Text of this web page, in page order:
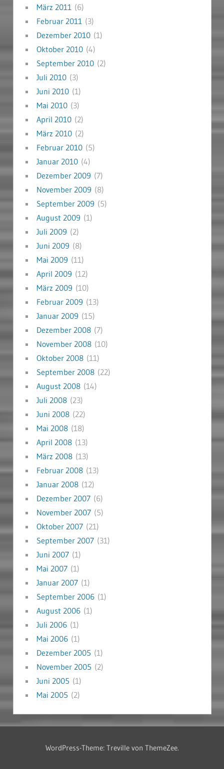
März 2011 (6)
Februar 2011 (3)
Dezember 2010(1)
Oktober 2010(4)
September 2010(2)
Juli 2010(3)
Juni 2010(1)
Mai 2010(3)
April 2010(2)
März 2010(2)
Februar 2010(5)
Januar 2010(4)
Dezember 2009 (7)
November 2009 (8)
September 2009 (5)
August 2009 (1)
Juli 2009 (2)
Juni 2009 (8)
Mai 2009 (11)
April 2009 (12)
März 2009 (10)
Februar 2009 (13)
Januar 2009 (15)
Dezember 2008(7)
November 2008(10)
Oktober 2008(11)
September 2008(22)
August 2008(14)
Juli 2008(23)
Juni 2008(22)
Mai 2008(18)
April 2008(13)
März 2008(13)
Februar 2008(13)
Januar 2008(12)
Dezember 2007(6)
November 2007(5)
Oktober 2007(21)
September 2007(31)
Juni 2007(1)
Mai 2007(1)
Januar 2007(1)
September 2006(1)
August 2006(1)
Juli 2006(1)
Mai 2006(1)
Dezember 2005 (1)
November 2005 (2)
Juni 2005 (1)
Mai 2005 (2)
WordPress-Theme: Treville von ThemeZee.